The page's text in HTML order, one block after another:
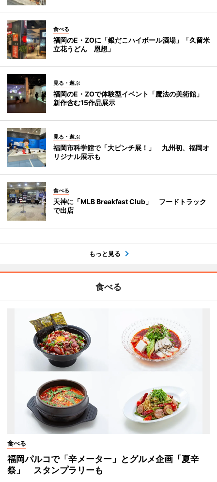
食べる
福岡のE・ZOに「銀だこハイボール酒場」「久留米
立花うどん 恩想」
見る・遊ぶ
福岡のE・ZOで体験型イベント「魔法の美術館」
新作含む15作品展示
見る・遊ぶ
福岡市科学館で「大ピンチ展！」 九州初、福岡オ
リジナル展示も
食べる
天神に「MLB Breakfast Club」 フードトラック
で出店
もっと見る
食べる
食べる
福岡パルコで「辛メーター」とグルメ企画「夏辛
祭」 スタンプラリーも